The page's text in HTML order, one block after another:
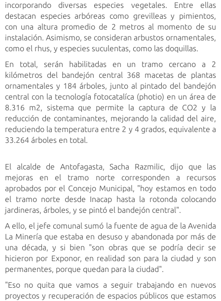
incorporando diversas especies vegetales. Entre ellas
destacan especies arbóreas como grevilleas y pimientos,
con una altura promedio de 2 metros al momento de su
instalación. Asimismo, se consideran arbustos ornamentales,
como el rhus, y especies suculentas, como las doquillas.
En total, serán habilitadas en un tramo cercano a 2
kilómetros del bandejón central 368 macetas de plantas
ornamentales y 184 árboles, junto al pintado del bandejón
central con la tecnología fotocatalíca (photio) en un área de
8.316 m2, sistema que permite la captura de CO2 y la
reducción de contaminantes, mejorando la calidad del aire,
reduciendo la temperatura entre 2 y 4 grados, equivalente a
33.264 árboles en total.
El alcalde de Antofagasta, Sacha Razmilic, dijo que las
mejoras en el tramo norte corresponden a recursos
aprobados por el Concejo Municipal, "hoy estamos en todo
el tramo norte desde Inacap hasta la rotonda colocando
jardineras, árboles, y se pintó el bandejón central".
A ello, el jefe comunal sumó la fuente de agua de la Avenida
La Minería que estaba en desuso y abandonada por más de
una década, y si bien "son obras que se podría decir se
hicieron por Exponor, en realidad son para la ciudad y son
permanentes, porque quedan para la ciudad".
"Eso no quita que vamos a seguir trabajando en nuevos
proyectos y recuperación de espacios públicos que estamos